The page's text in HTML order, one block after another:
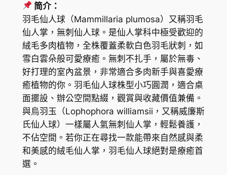
6
到
H
K
$
6
7
1
m
m
i
l
l
a
r
i
a
p
l
u
m
简介：
羽毛仙人球（Mammillaria plumosa）又稱羽毛
仙人掌，無刺仙人球。是仙人掌科中極受歡迎的
絨毛多肉植物，全株覆蓋柔軟白色羽毛狀刺，如
雪白雲朵般可愛療癒。無刺不扎手，屬於無毒、
好打理的室內盆景，非常適合多肉新手與喜愛療
癒植物的你。羽毛仙人球株型小巧圓潤，適合桌
面擺設、辦公空間點綴，觀賞與收藏價值兼備。
與烏羽玉（Lophophora williamsii，又稱威廉斯
氏仙人球）一樣屬人氣無刺仙人掌，輕鬆養護，
不佔空間。若你正在尋找一款能帶來自然感與柔
和美感的絨毛仙人掌，羽毛仙人球絕對是療癒首
選。